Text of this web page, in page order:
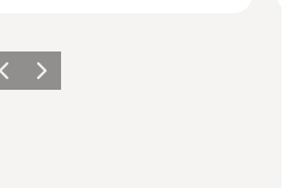
Folie
Nächste Folie